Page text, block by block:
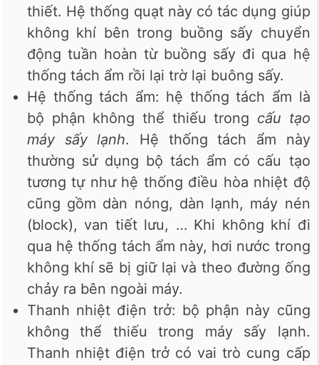
thiết. Hệ thống quạt này có tác dụng giúp
không khí bên trong buồng sấy chuyển
động tuần hoàn từ buồng sấy đi qua hệ
thống tách ẩm rồi lại trờ lại buông sấy.
Hệ thống tách ẩm: hệ thống tách ẩm là
bộ phận không thể thiếu trong cấu tạo
máy sấy lạnh. Hệ thống tách ẩm này
thường sử dụng bộ tách ẩm có cấu tạo
tương tự như hệ thống điều hòa nhiệt độ
cũng gồm dàn nóng, dàn lạnh, máy nén
(block), van tiết lưu, … Khi không khí đi
qua hệ thống tách ẩm này, hơi nước trong
không khí sẽ bị giữ lại và theo đường ống
chảy ra bên ngoài máy.
Thanh nhiệt điện trở: bộ phận này cũng
không thể thiếu trong máy sấy lạnh.
Thanh nhiệt điện trở có vai trò cung cấp